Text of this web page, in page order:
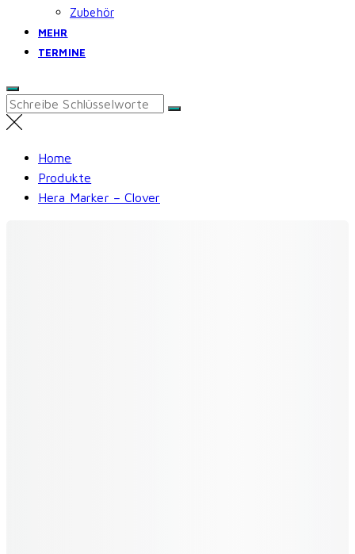
Zubehör
MEHR
TERMINE
Search
for:
Home
Produkte
Hera Marker – Clover